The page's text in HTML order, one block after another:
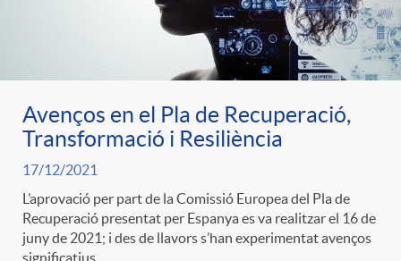
e
n
s
i
e
s
F
i
l
n
t
i
Avenços en el Pla de Recuperació,
Transformació i Resiliència
17/12/2021
L’aprovació per part de la Comissió Europea del Pla de
Recuperació presentat per Espanya es va realitzar el 16 de
juny de 2021; i des de llavors s’han experimentat avenços
significatius.